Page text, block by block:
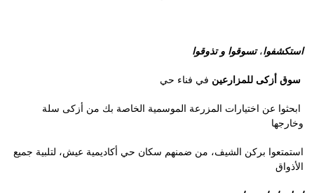
استكشفوا،تسوقوا و تذوقوا
سوق أزكى للمزارعين في فناء حي
ابحثوا عن اختيارات المزرعة الموسمية الخاصة بك من أزكى سلة
وخارجها
استمتعوا بركن الشيف، من ضمنهم سكان حي أكاديمية عيش، لتلبية جميع
الأذواق